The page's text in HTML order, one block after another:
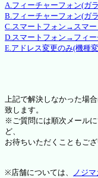
A.フィーチャーフォン(ガ
B.フィーチャーフォン(ガ
C.スマートフォン→スマー
D.スマートフォン→フィ
E.アドレス変更のみ(機種
上記で解決しなかった場合
致します。
※ご質問には順次メール
ど、
お待ちいただくこともご
※店舗については、 ノジ